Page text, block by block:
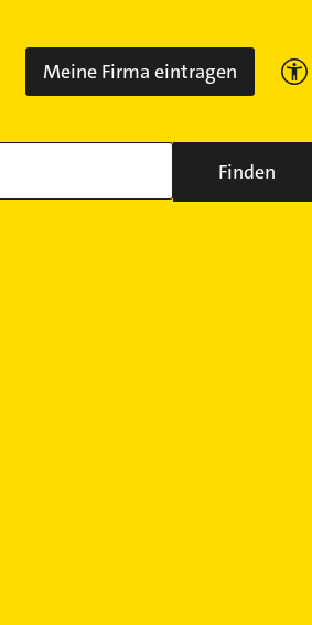
Meine Firma eintragen
Finden